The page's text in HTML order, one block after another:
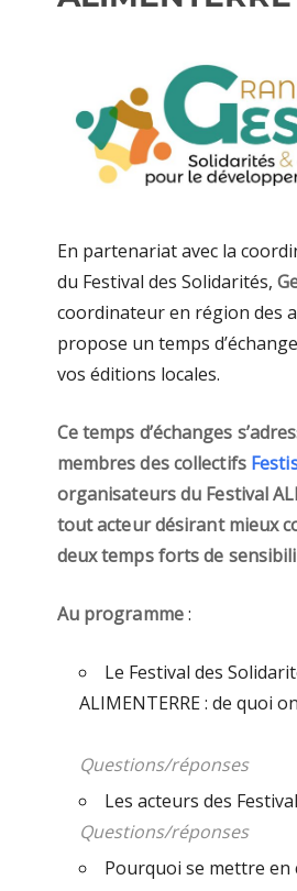
En partenariat avec la
du Festival des Solidarités,
coordinateur en région des
propose un temps
vos éditions locales.
Ce temps d’échanges
membres des collectifs
organisateurs du Festival
tout acteur désirant mieux
deux temps forts de
Au programme:
Le Festival des
ALIMENTERRE : de quoi
Questions/réponses
Les acteurs des
Questions/réponses
Pourquoi se mettre en